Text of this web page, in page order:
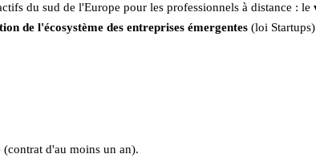
du sud de l'Europe pour les professionnels à distance : le
de l'écosystème des entreprises émergentes (loi
d'au moins un an).